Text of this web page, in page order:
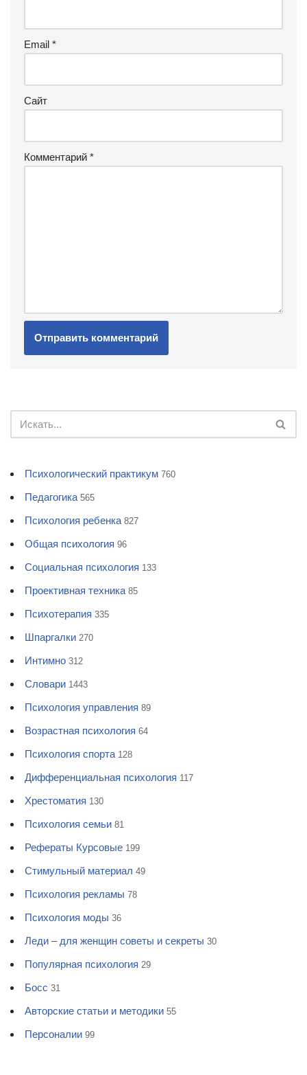
Email *
Сайт
Комментарий *
Психологический практикум 760
Педагогика 565
Психология ребенка 827
Общая психология 96
Социальная психология 133
Проективная техника 85
Психотерапия 335
Шпаргалки 270
Интимно 312
Словари 1443
Психология управления 89
Возрастная психология 64
Психология спорта 128
Дифференциальная психология 117
Хрестоматия 130
Психология семьи 81
Рефераты Курсовые 199
Стимульный материал 49
Психология рекламы 78
Психология моды 36
Леди – для женщин советы и секреты 30
Популярная психология 29
Босс 31
Авторские статьи и методики 55
Персоналии 99